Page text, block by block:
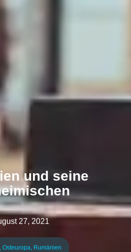
und seine
27, 2021
, Osteuropa, Rumänien